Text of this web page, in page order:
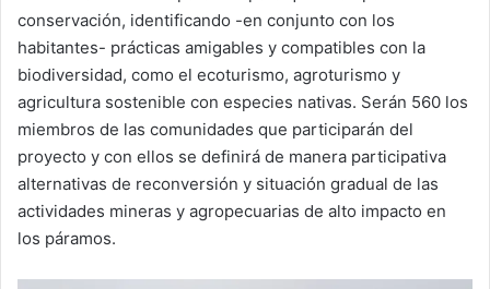
conservación, identificando -en conjunto con los
habitantes- prácticas amigables y compatibles con la
biodiversidad, como el ecoturismo, agroturismo y
agricultura sostenible con especies nativas. Serán 560 los
miembros de las comunidades que participarán del
proyecto y con ellos se definirá de manera participativa
alternativas de reconversión y situación gradual de las
actividades mineras y agropecuarias de alto impacto en
los páramos.